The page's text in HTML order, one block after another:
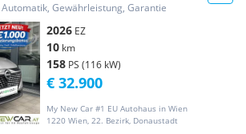
Gewährleistung, Garantie
2026 EZ
10 km
158 PS (116 kW)
My New Car #1 EU Autohaus in Wien
1220 Wien, 22. Bezirk, Donaustadt
€ 32.900